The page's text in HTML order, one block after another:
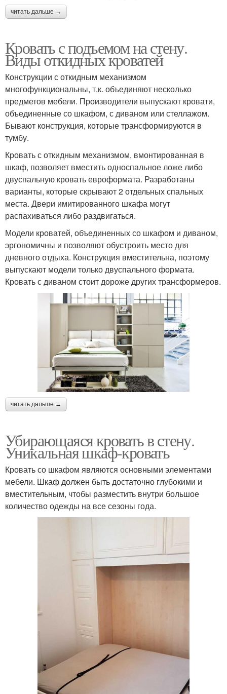
читать дальше →
Кровать с подъемом на стену.
Виды откидных кроватей
Конструкции с откидным механизмом
многофункциональны, т.к. объединяют несколько
предметов мебели. Производители выпускают кровати,
объединенные со шкафом, с диваном или стеллажом.
Бывают конструкция, которые трансформируются в
тумбу.
Кровать с откидным механизмом, вмонтированная в
шкаф, позволяет вместить односпальное ложе либо
двуспальную кровать евроформата. Разработаны
варианты, которые скрывают 2 отдельных спальных
места. Двери имитированного шкафа могут
распахиваться либо раздвигаться.
Модели кроватей, объединенных со шкафом и диваном,
эргономичны и позволяют обустроить место для
дневного отдыха. Конструкция вместительна, поэтому
выпускают модели только двуспального формата.
Кровать с диваном стоит дороже других трансформеров.
читать дальше →
Убирающаяся кровать в стену.
Уникальная шкаф-кровать
Кровать со шкафом являются основными элементами
мебели. Шкаф должен быть достаточно глубокими и
вместительным, чтобы разместить внутри большое
количество одежды на все сезоны года.